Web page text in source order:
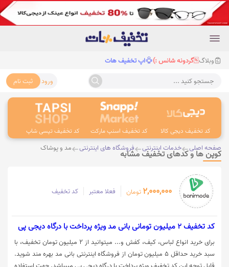
وبلاگ گردونه شانس :) اپ تخفیف هات
جستجو کنید ... ورود ثبت نام
کد تخفیف دیجی کالا کد تخفیف اسنپ مارکت کد تخفیف تپسی شاپ
صفحه اصلی خدمات اینترنتی فروشگاه های اینترنتی مد و پوشاک
کوپن ها و کدهای تخفیف مشابه
2,000,000 تومان فعلا معتبر کد تخفیف
کد تخفیف 2 میلیون تومانی بانی مد ویژه پرداخت با درگاه دیجی پی
برای خرید انواع لباس، کیف، کفش و... میتوانید از 2 میلیون تومان تخفیف، با
سبد خرید حداقل 5 میلیون تومان از فروشگاه اینترنتی بانی مد بهره مند شوید.